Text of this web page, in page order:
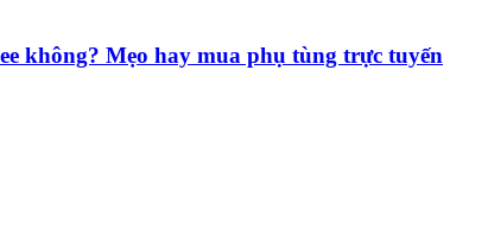
không? Mẹo hay mua phụ tùng trực tuyến